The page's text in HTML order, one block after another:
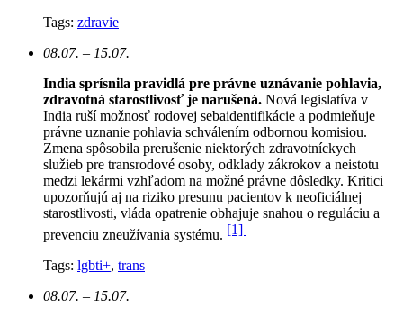
Tags: zdravie
08.07. – 15.07.
India sprísnila pravidlá pre právne uznávanie pohlavia,
zdravotná starostlivosť je narušená. Nová legislatíva v
India ruší možnosť rodovej sebaidentifikácie a podmieňuje
právne uznanie pohlavia schválením odbornou komisiou.
Zmena spôsobila prerušenie niektorých zdravotníckych
služieb pre transrodové osoby, odklady zákrokov a neistotu
medzi lekármi vzhľadom na možné právne dôsledky. Kritici
upozorňujú aj na riziko presunu pacientov k neoficiálnej
starostlivosti, vláda opatrenie obhajuje snahou o reguláciu a
prevenciu zneužívania systému. [1]
Tags: lgbti+, trans
08.07. – 15.07.